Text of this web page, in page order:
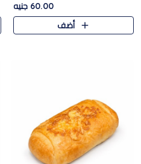
60.00 جنيه
أضف